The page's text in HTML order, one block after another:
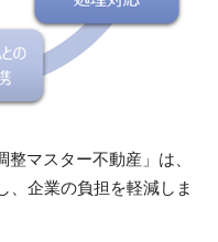
マスター不動産」は、
、企業の負担を軽減しま